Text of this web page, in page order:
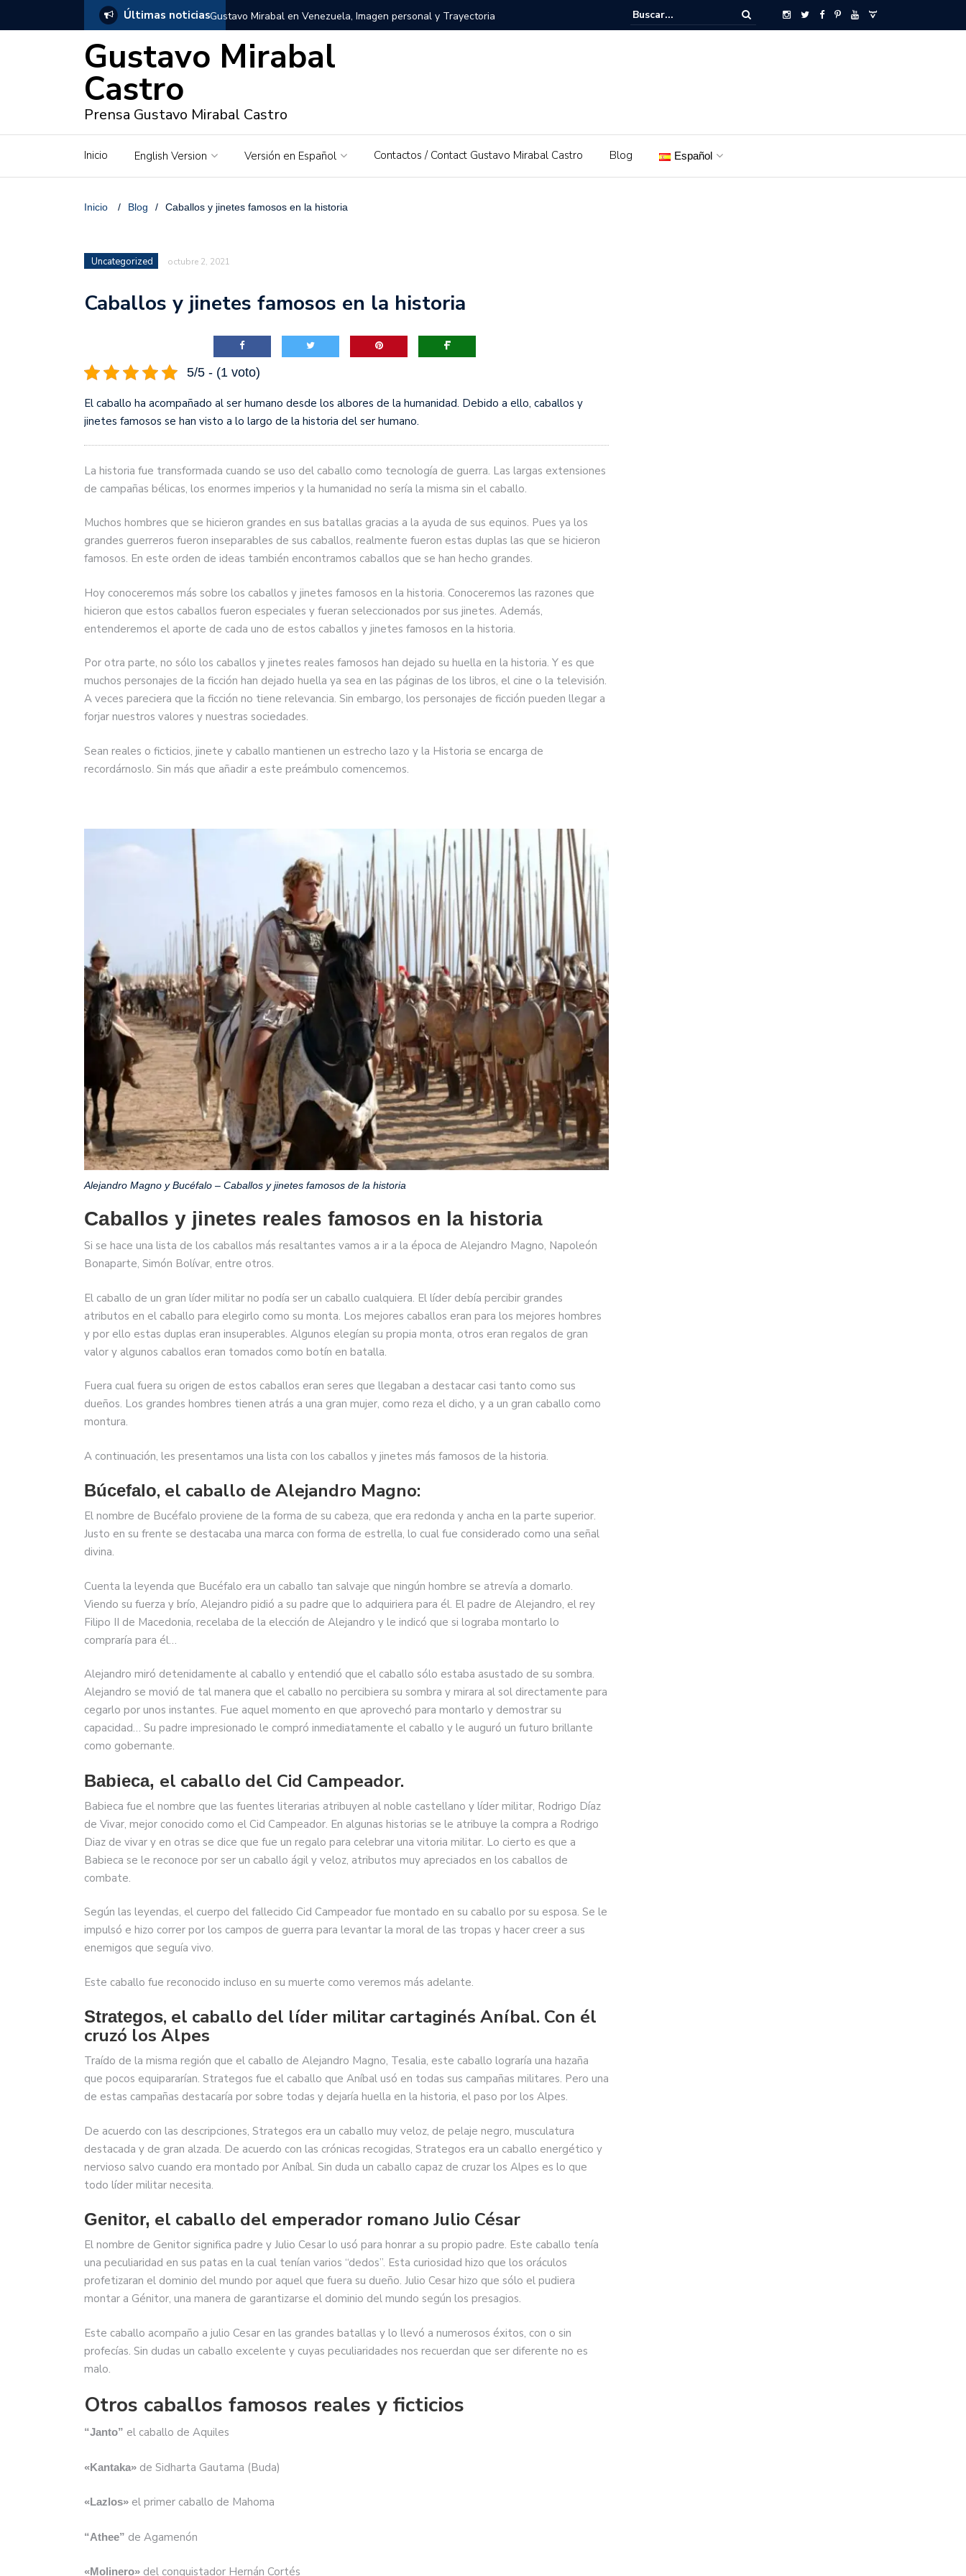
Últimas noticiasGustavo Mirabal en Venezuela, Imagen personal y Trayectoria
Gustavo Mirabal y Venezuela: Un amor por su tierra natal
Redes sociales y web para la educación financiera de Gustavo Mirabal
Gustavo Mirabal Bustillos, el padre de Gustavo Mirabal
justicia en Venezuela, Tribunales y el Tribunal Supremo de Justicia
Gustavo Mirabal
Castro
Prensa Gustavo Mirabal Castro
Inicio English Version Versión en Español Contactos / Contact Gustavo Mirabal Castro Blog Español
Inicio / Blog / Caballos y jinetes famosos en la historia
Uncategorized octubre 2, 2021
Caballos y jinetes famosos en la historia
5/5 - (1 voto)
El caballo ha acompañado al ser humano desde los albores de la humanidad. Debido a ello, caballos y
jinetes famosos se han visto a lo largo de la historia del ser humano.
La historia fue transformada cuando se uso del caballo como tecnología de guerra. Las largas extensiones
de campañas bélicas, los enormes imperios y la humanidad no sería la misma sin el caballo.
Muchos hombres que se hicieron grandes en sus batallas gracias a la ayuda de sus equinos. Pues ya los
grandes guerreros fueron inseparables de sus caballos, realmente fueron estas duplas las que se hicieron
famosos. En este orden de ideas también encontramos caballos que se han hecho grandes.
Hoy conoceremos más sobre los caballos y jinetes famosos en la historia. Conoceremos las razones que
hicieron que estos caballos fueron especiales y fueran seleccionados por sus jinetes. Además,
entenderemos el aporte de cada uno de estos caballos y jinetes famosos en la historia.
Por otra parte, no sólo los caballos y jinetes reales famosos han dejado su huella en la historia. Y es que
muchos personajes de la ficción han dejado huella ya sea en las páginas de los libros, el cine o la televisión.
A veces pareciera que la ficción no tiene relevancia. Sin embargo, los personajes de ficción pueden llegar a
forjar nuestros valores y nuestras sociedades.
Sean reales o ficticios, jinete y caballo mantienen un estrecho lazo y la Historia se encarga de
recordárnoslo. Sin más que añadir a este preámbulo comencemos.
Alejandro Magno y Bucéfalo – Caballos y jinetes famosos de la historia
Caballos y jinetes reales famosos en la historia
Si se hace una lista de los caballos más resaltantes vamos a ir a la época de Alejandro Magno, Napoleón
Bonaparte, Simón Bolívar, entre otros.
El caballo de un gran líder militar no podía ser un caballo cualquiera. El líder debía percibir grandes
atributos en el caballo para elegirlo como su monta. Los mejores caballos eran para los mejores hombres
y por ello estas duplas eran insuperables. Algunos elegían su propia monta, otros eran regalos de gran
valor y algunos caballos eran tomados como botín en batalla.
Fuera cual fuera su origen de estos caballos eran seres que llegaban a destacar casi tanto como sus
dueños. Los grandes hombres tienen atrás a una gran mujer, como reza el dicho, y a un gran caballo como
montura.
A continuación, les presentamos una lista con los caballos y jinetes más famosos de la historia.
Búcefalo, el caballo de Alejandro Magno:
El nombre de Bucéfalo proviene de la forma de su cabeza, que era redonda y ancha en la parte superior.
Justo en su frente se destacaba una marca con forma de estrella, lo cual fue considerado como una señal
divina.
Cuenta la leyenda que Bucéfalo era un caballo tan salvaje que ningún hombre se atrevía a domarlo.
Viendo su fuerza y brío, Alejandro pidió a su padre que lo adquiriera para él. El padre de Alejandro, el rey
Filipo II de Macedonia, recelaba de la elección de Alejandro y le indicó que si lograba montarlo lo
compraría para él…
Alejandro miró detenidamente al caballo y entendió que el caballo sólo estaba asustado de su sombra.
Alejandro se movió de tal manera que el caballo no percibiera su sombra y mirara al sol directamente para
cegarlo por unos instantes. Fue aquel momento en que aprovechó para montarlo y demostrar su
capacidad… Su padre impresionado le compró inmediatamente el caballo y le auguró un futuro brillante
como gobernante.
Babieca, el caballo del Cid Campeador.
Babieca fue el nombre que las fuentes literarias atribuyen al noble castellano y líder militar, Rodrigo Díaz
de Vivar, mejor conocido como el Cid Campeador. En algunas historias se le atribuye la compra a Rodrigo
Diaz de vivar y en otras se dice que fue un regalo para celebrar una vitoria militar. Lo cierto es que a
Babieca se le reconoce por ser un caballo ágil y veloz, atributos muy apreciados en los caballos de
combate.
Según las leyendas, el cuerpo del fallecido Cid Campeador fue montado en su caballo por su esposa. Se le
impulsó e hizo correr por los campos de guerra para levantar la moral de las tropas y hacer creer a sus
enemigos que seguía vivo.
Este caballo fue reconocido incluso en su muerte como veremos más adelante.
Strategos, el caballo del líder militar cartaginés Aníbal. Con él
cruzó los Alpes
Traído de la misma región que el caballo de Alejandro Magno, Tesalia, este caballo lograría una hazaña
que pocos equipararían. Strategos fue el caballo que Aníbal usó en todas sus campañas militares. Pero una
de estas campañas destacaría por sobre todas y dejaría huella en la historia, el paso por los Alpes.
De acuerdo con las descripciones, Strategos era un caballo muy veloz, de pelaje negro, musculatura
destacada y de gran alzada. De acuerdo con las crónicas recogidas, Strategos era un caballo energético y
nervioso salvo cuando era montado por Aníbal. Sin duda un caballo capaz de cruzar los Alpes es lo que
todo líder militar necesita.
Genitor, el caballo del emperador romano Julio César
El nombre de Genitor significa padre y Julio Cesar lo usó para honrar a su propio padre. Este caballo tenía
una peculiaridad en sus patas en la cual tenían varios “dedos”. Esta curiosidad hizo que los oráculos
profetizaran el dominio del mundo por aquel que fuera su dueño. Julio Cesar hizo que sólo el pudiera
montar a Génitor, una manera de garantizarse el dominio del mundo según los presagios.
Este caballo acompaño a julio Cesar en las grandes batallas y lo llevó a numerosos éxitos, con o sin
profecías. Sin dudas un caballo excelente y cuyas peculiaridades nos recuerdan que ser diferente no es
malo.
Otros caballos famosos reales y ficticios
“Janto” el caballo de Aquiles
«Kantaka» de Sidharta Gautama (Buda)
«Lazlos» el primer caballo de Mahoma
“Athee” de Agamenón
«Molinero» del conquistador Hernán Cortés